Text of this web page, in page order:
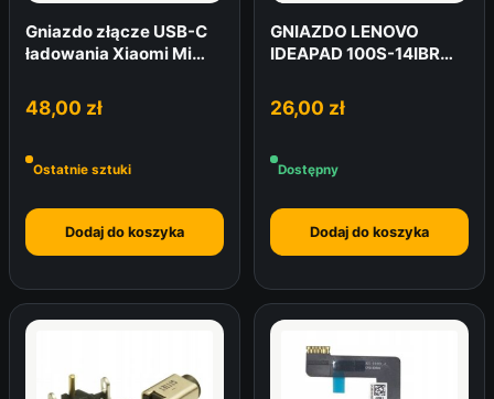
Gniazdo złącze USB-C
ładowania Xiaomi Mi
48,00 zł
Ostatnie sztuki
Dodaj do koszyka
GNIAZDO LENOVO
IDEAPAD 100S-14IBR
26,00 zł
Dostępny
Dodaj do koszyka